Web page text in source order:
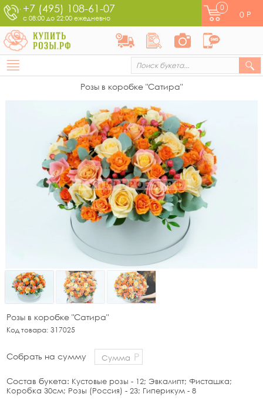
+7 (495) 108-61-07
с 08:00 до 22:00 ежедневно
0
0 Р
Розы в коробке "Сатира"
Розы в коробке "Сатира"
Код товара: 317025
Собрать на сумму Р
Состав букета: Кустовые розы - 12; Эвкалипт; Фисташка;
Коробка 30см; Розы (Россия) - 23; Гиперикум - 8